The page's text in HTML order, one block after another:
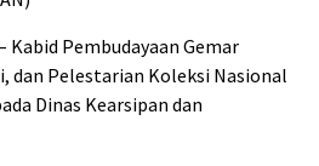
Kabid Pembudayaan Gemar
dan Pelestarian Koleksi Nasional
Dinas Kearsipan dan